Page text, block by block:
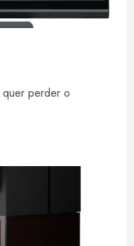
perder o